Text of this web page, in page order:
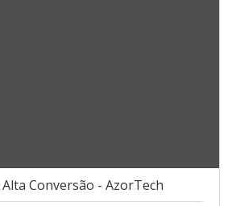
Conversão - AzorTech